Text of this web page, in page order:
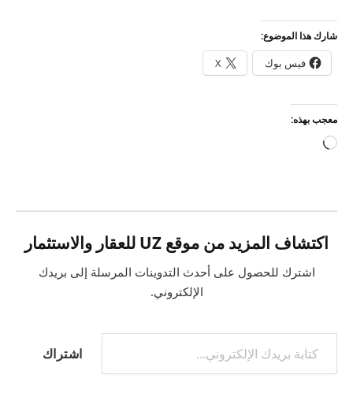
شارك هذا الموضوع:
فيس بوك X
معجب بهذه:
جاري
اكتشاف المزيد من موقع UZ للعقار والاستثمار
اشترك للحصول على أحدث التدوينات المرسلة إلى بريدك
الإلكتروني.
كتابة بريدك الإلكتروني...
اشتراك